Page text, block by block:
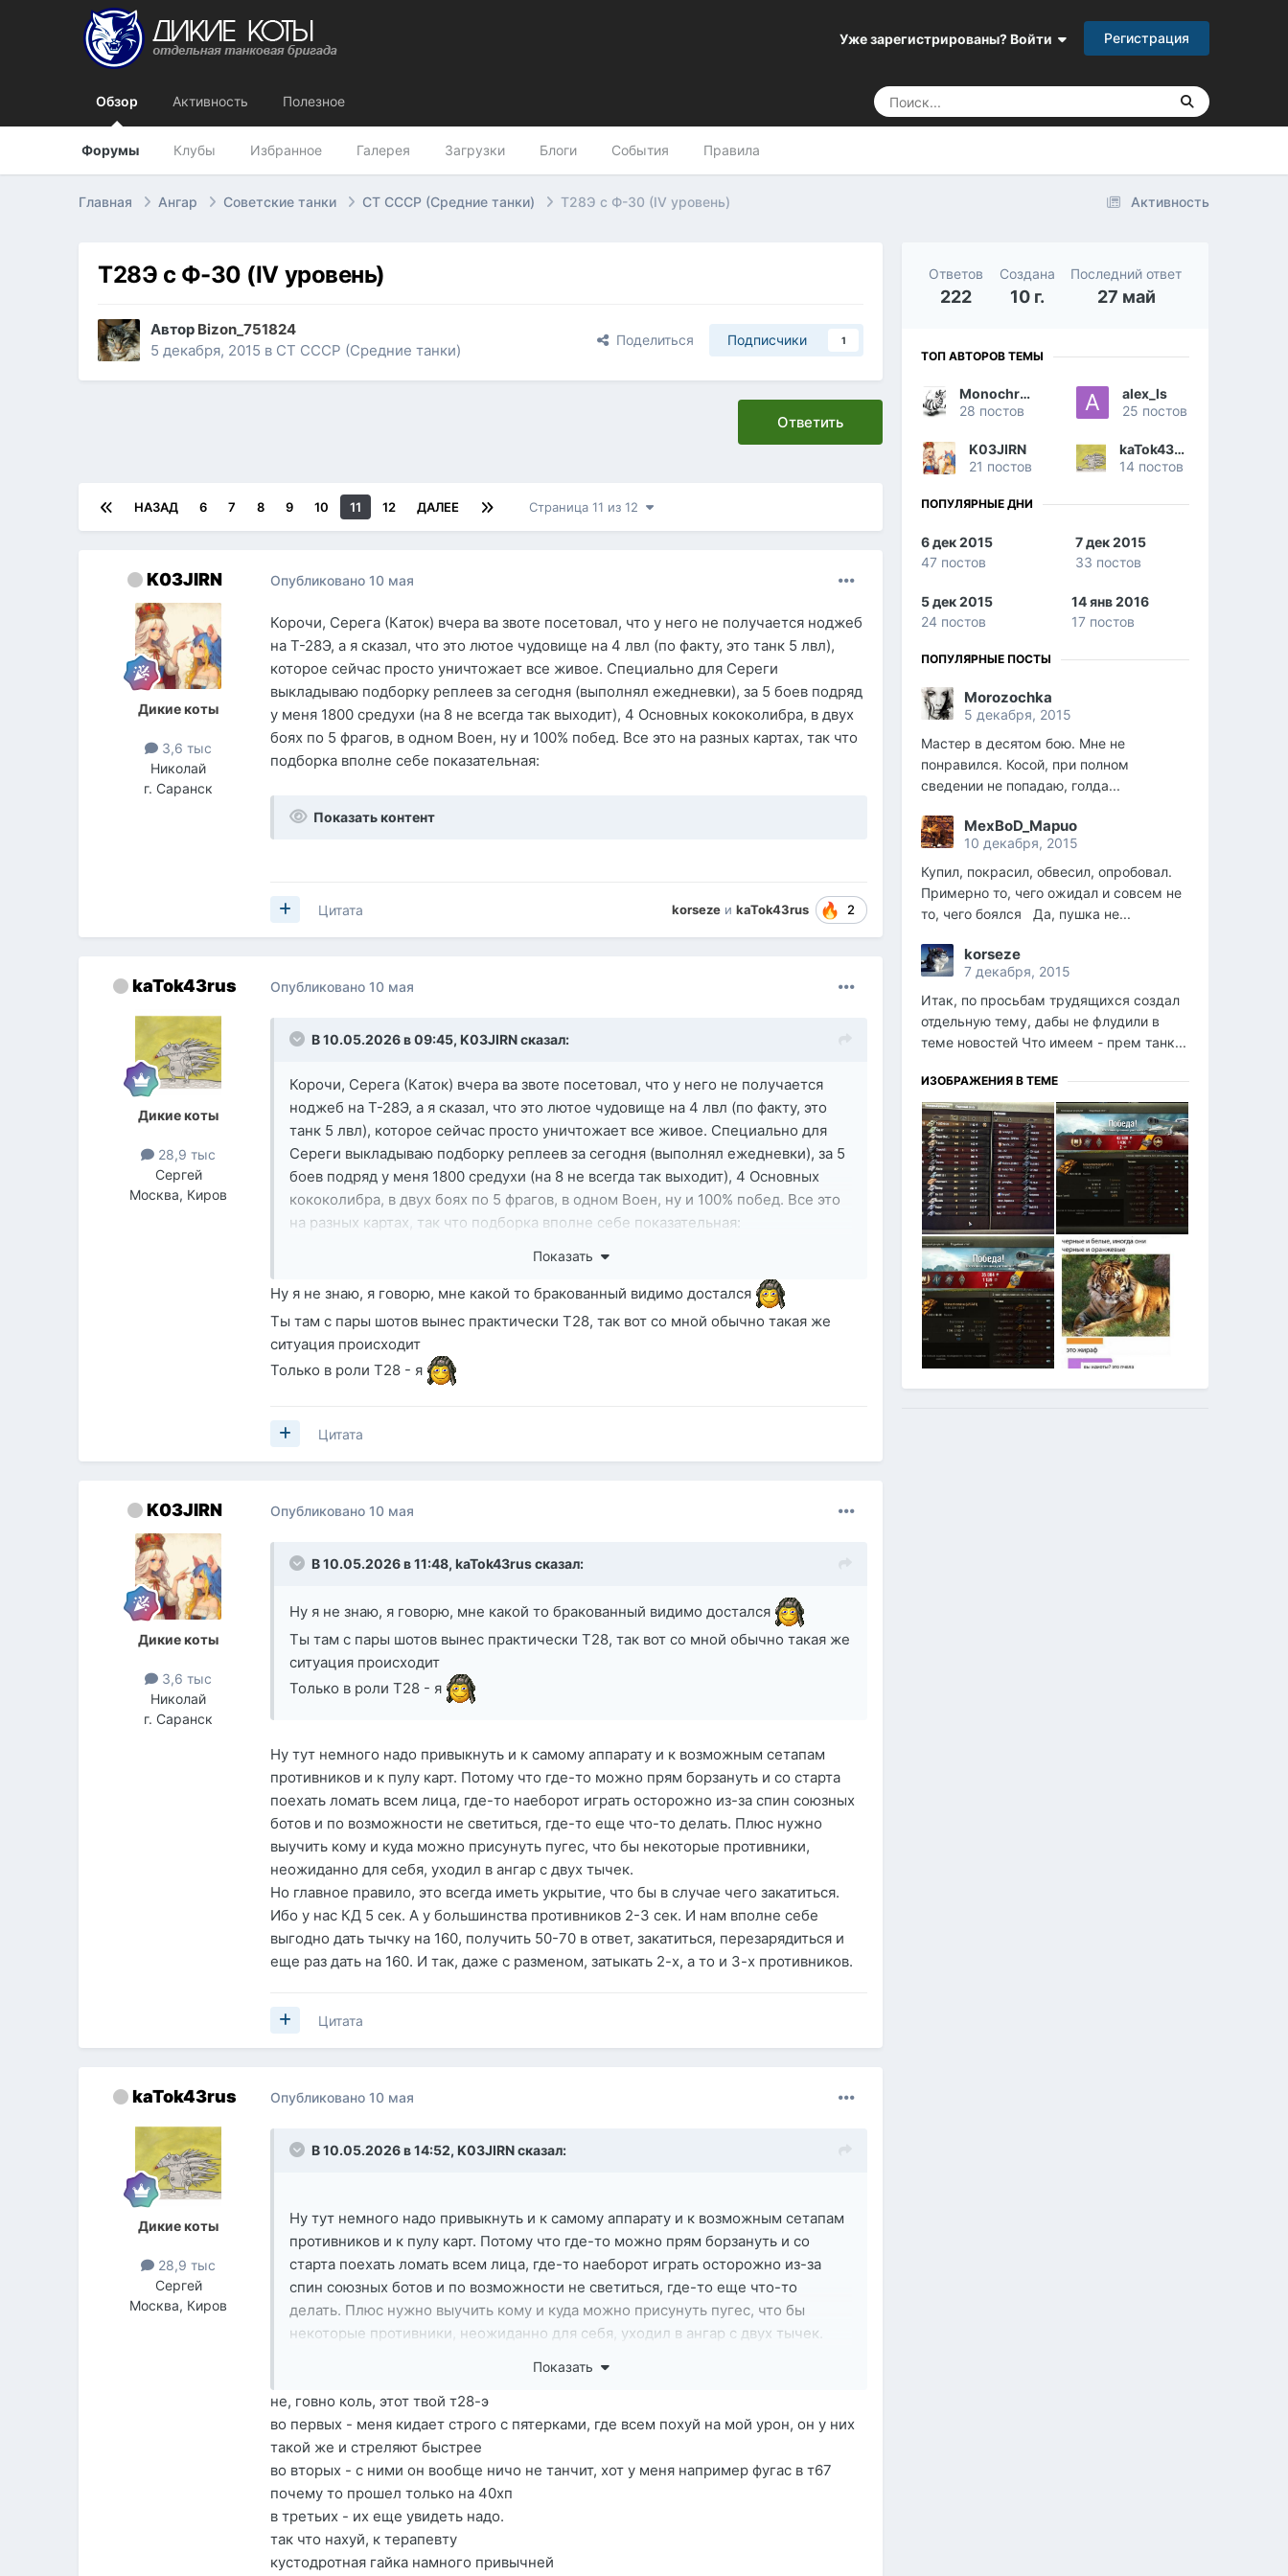
Уже зарегистрированы? Войти Регистрация
Обзор
Форумы Клубы Избранное Галерея Загрузки Блоги События Правила
Активность Полезное
Активность
Главная Ангар Советские танки СТ СССР (Средние танки) Т28Э с Ф-30 (IV уровень)
Т28Э с Ф-30 (IV уровень)
Автор Bizon_751824
5 декабря, 2015 в СТ СССР (Средние танки)
Поделиться Подписчики 1
Ответить
НАЗАД 6 7 8 9 10 11 12 ДАЛЕЕ Страница 11 из 12
K03JIRN
Дикие коты
3,6 тыс
Николай
г. Саранск
Опубликовано10 мая
Корочи, Серега (Каток) вчера ва звоте посетовал, что у него не получается ноджеб
на Т-28Э, а я сказал, что это лютое чудовище на 4 лвл (по факту, это танк 5 лвл),
которое сейчас просто уничтожает все живое. Специально для Сереги
выкладываю подборку реплеев за сегодня (выполнял ежедневки), за 5 боев подряд
у меня 1800 средухи (на 8 не всегда так выходит), 4 Основных кококолибра, в двух
боях по 5 фрагов, в одном Воен, ну и 100% побед. Все это на разных картах, так что
подборка вполне себе показательная:
Показать контент
korseze иkaTok43rus 2
Цитата
kaTok43rus
Дикие коты
28,9 тыс
Сергей
Москва, Киров
Опубликовано10 мая
В 10.05.2026 в 09:45, K03JIRNсказал:
Корочи, Серега (Каток) вчера ва звоте посетовал, что у него не получается
ноджеб на Т-28Э, а я сказал, что это лютое чудовище на 4 лвл (по факту, это
танк 5 лвл), которое сейчас просто уничтожает все живое. Специально для
Сереги выкладываю подборку реплеев за сегодня (выполнял ежедневки), за 5
боев подряд у меня 1800 средухи (на 8 не всегда так выходит), 4 Основных
кококолибра, в двух боях по 5 фрагов, в одном Воен, ну и 100% побед. Все это
на разных картах, так что подборка вполне себе показательная:
Показать
Ну я не знаю, я говорю, мне какой то бракованный видимо достался
Ты там с пары шотов вынес практически Т28, так вот со мной обычно такая же
ситуация происходит
Только в роли Т28 - я
Цитата
K03JIRN
Дикие коты
3,6 тыс
Николай
г. Саранск
Опубликовано10 мая
В 10.05.2026 в 11:48,kaTok43rusсказал:
Ну я не знаю, я говорю, мне какой то бракованный видимо достался
Ты там с пары шотов вынес практически Т28, так вот со мной обычно такая же
ситуация происходит
Только в роли Т28 - я
Ну тут немного надо привыкнуть и к самому аппарату и к возможным сетапам
противников и к пулу карт. Потому что где-то можно прям борзануть и со старта
поехать ломать всем лица, где-то наеборот играть осторожно из-за спин союзных
ботов и по возможности не светиться, где-то еще что-то делать. Плюс нужно
выучить кому и куда можно присунуть пугес, что бы некоторые противники,
неожиданно для себя, уходил в ангар с двух тычек.
Но главное правило, это всегда иметь укрытие, что бы в случае чего закатиться.
Ибо у нас КД 5 сек. А у большинства противников 2-3 сек. И нам вполне себе
выгодно дать тычку на 160, получить 50-70 в ответ, закатиться, перезарядиться и
еще раз дать на 160. И так, даже с разменом, затыкать 2-х, а то и 3-х противников.
Цитата
kaTok43rus
Дикие коты
28,9 тыс
Сергей
Москва, Киров
Опубликовано10 мая
В 10.05.2026 в 14:52, K03JIRNсказал:
Ну тут немного надо привыкнуть и к самому аппарату и к возможным сетапам
противников и к пулу карт. Потому что где-то можно прям борзануть и со
старта поехать ломать всем лица, где-то наеборот играть осторожно из-за
спин союзных ботов и по возможности не светиться, где-то еще что-то
делать. Плюс нужно выучить кому и куда можно присунуть пугес, что бы
некоторые противники, неожиданно для себя, уходил в ангар с двух тычек.
закатиться. Ибо у нас КД 5 сек. А у большинства противников 2-3 сек. И нам
вполне себе выгодно дать тычку на 160, получить 50-70 в ответ, закатиться,
перезарядиться и еще раз дать на 160. И так, даже с разменом, затыкать 2-х, а
то и 3-х противников.
Показать
не, говно коль, этот твой т28-э
во первых - меня кидает строго с пятерками, где всем похуй на мой урон, он у них
такой же и стреляют быстрее
во вторых - с ними он вообще ничо не танчит, хот у меня например фугас в т67
почему то прошел только на 40хп
в третьих - их еще увидеть надо.
так что нахуй, к терапевту
кустодротная гайка намного привычней
Ответов
222
Создана
10 г.
Последний ответ
27 май
ТОП АВТОРОВ ТЕМЫ
Monochromicus
28 постов
alex_ls
25 постов
K03JIRN
21 постов
kaTok43rus
14 постов
ПОПУЛЯРНЫЕ ДНИ
6 дек 2015
47 постов
7 дек 2015
33 постов
5 дек 2015
24 постов
14 янв 2016
17 постов
ПОПУЛЯРНЫЕ ПОСТЫ
Morozochka
5 декабря, 2015
Мастер в десятом бою. Мне не
понравился. Косой, при полном
сведении не попадаю, голда...
MexBoD_Mapuo
10 декабря, 2015
Купил, покрасил, обвесил, опробовал.
Примерно то, чего ожидал и совсем не
то, чего боялся Да, пушка не...
korseze
7 декабря, 2015
Итак, по просьбам трудящихся создал
отдельную тему, дабы не флудили в
теме новостей Что имеем - прем танк...
ИЗОБРАЖЕНИЯ В ТЕМЕ